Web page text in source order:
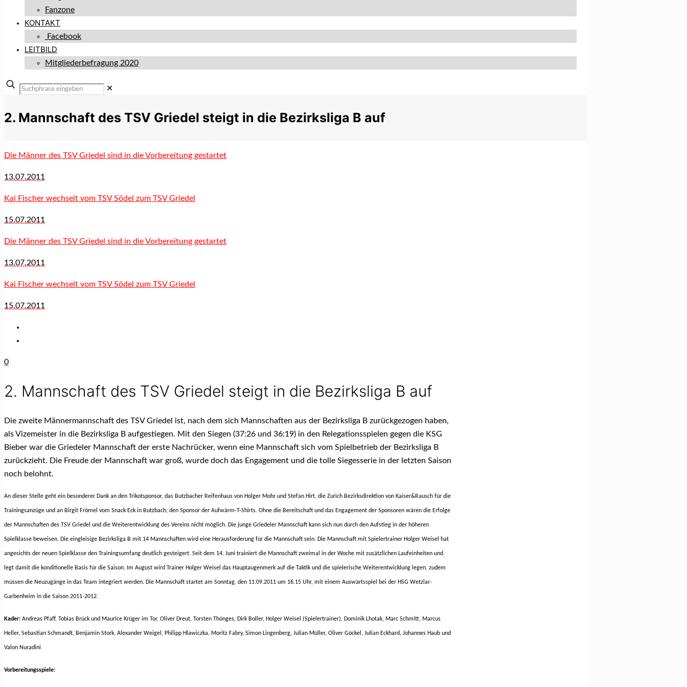
Fanzone
KONTAKT
Facebook
LEITBILD
Mitgliederbefragung 2020
✕
2. Mannschaft des TSV Griedel steigt in die Bezirksliga B auf
Die Männer des TSV Griedel sind in die Vorbereitung gestartet
13.07.2011
Kai Fischer wechselt vom TSV Södel zum TSV Griedel
15.07.2011
Die Männer des TSV Griedel sind in die Vorbereitung gestartet
13.07.2011
Kai Fischer wechselt vom TSV Södel zum TSV Griedel
15.07.2011
0
2. Mannschaft des TSV Griedel steigt in die Bezirksliga B auf
Die zweite Männermannschaft des TSV Griedel ist, nach dem sich Mannschaften aus der Bezirksliga B zurückgezogen haben,
als Vizemeister in die Bezirksliga B aufgestiegen. Mit den Siegen (37:26 und 36:19) in den Relegationsspielen gegen die KSG
Bieber war die Griedeler Mannschaft der erste Nachrücker, wenn eine Mannschaft sich vom Spielbetrieb der Bezirksliga B
zurückzieht. Die Freude der Mannschaft war groß, wurde doch das Engagement und die tolle Siegesserie in der letzten Saison
noch belohnt.
An dieser Stelle geht ein besonderer Dank an den Trikotsponsor, das Butzbacher Reifenhaus von Holger Mohr und Stefan Hirt, die Zurich Bezirksdirektion von Kaiser&Rausch für die
Trainingsanzüge und an Birgit Frömel vom Snack Eck in Butzbach, den Sponsor der Aufwärm-T-Shirts. Ohne die Bereitschaft und das Engagement der Sponsoren wären die Erfolge
der Mannschaften des TSV Griedel und die Weiterentwicklung des Vereins nicht möglich. Die junge Griedeler Mannschaft kann sich nun durch den Aufstieg in der höheren
Spielklasse beweisen. Die eingleisige Bezirksliga B mit 14 Mannschaften wird eine Herausforderung für die Mannschaft sein. Die Mannschaft mit Spielertrainer Holger Weisel hat
angesichts der neuen Spielklasse den Trainingsumfang deutlich gesteigert. Seit dem 14. Juni trainiert die Mannschaft zweimal in der Woche mit zusätzlichen Laufeinheiten und
legt damit die konditionelle Basis für die Saison. Im August wird Trainer Holger Weisel das Hauptaugenmerk auf die Taktik und die spielerische Weiterentwicklung legen, zudem
müssen die Neuzugänge in das Team integriert werden. Die Mannschaft startet am Sonntag, den 11.09.2011 um 16.15 Uhr, mit einem Auswärtsspiel bei der HSG Wetzlar-
Garbenheim in die Saison 2011-2012.
Kader: Andreas Pfaff, Tobias Brück und Maurice Krüger im Tor, Oliver Dreut, Torsten Thönges, Dirk Boller, Holger Weisel (Spielertrainer), Dominik Lhotak, Marc Schmitt, Marcus
Heller, Sebastian Schmandt, Benjamin Stork, Alexander Weigel, Philipp Hlawiczka, Moritz Fabry, Simon Lingenberg, Julian Müller, Oliver Göckel, Julian Eckhard, Johannes Haub und
Valon Nuradini
Vorbereitungsspiele: